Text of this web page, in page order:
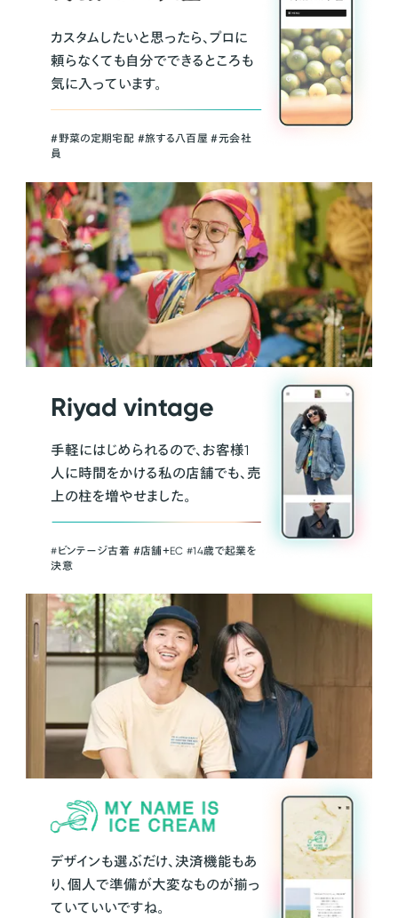
カスタムしたいと思ったら、プロに
頼らなくても自分でできるところも
気に入っています。
＃野菜の定期宅配 ＃旅する八百屋 ＃元会社
員
Riyad vintage
手軽にはじめられるので、お客様1
人に時間をかける私の店舗でも、売
上の柱を増やせました。
#ビンテージ古着 ＃店舗＋EC #14歳で起業を
決意
デザインも選ぶだけ、決済機能もあ
り、個人で準備が大変なものが揃っ
ていていいですね。